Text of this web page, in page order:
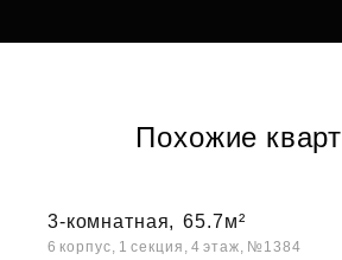
Похожие
3-комнатная, 65.7м²
6 корпус, 1 секция, 4 этаж, №1384